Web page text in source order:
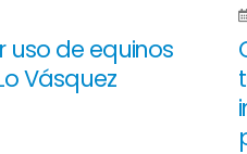
de equinos
Vásquez